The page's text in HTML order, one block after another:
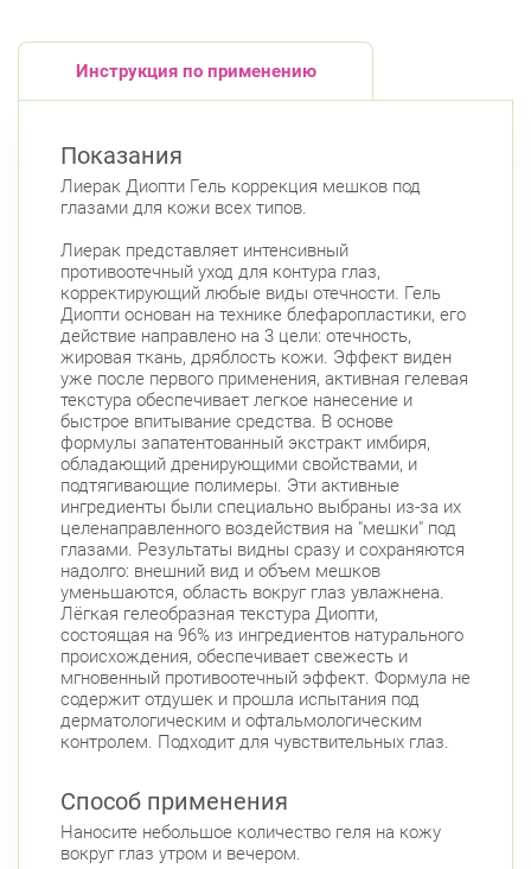
Инструкция по применению
Показания
Лиерак Диопти Гель коррекция мешков под
глазами для кожи всех типов.
Лиерак представляет интенсивный
противоотечный уход для контура глаз,
корректирующий любые виды отечности. Гель
Диопти основан на технике блефаропластики, его
действие направлено на 3 цели: отечность,
жировая ткань, дряблость кожи. Эффект виден
уже после первого применения, активная гелевая
текстура обеспечивает легкое нанесение и
быстрое впитывание средства. В основе
формулы запатентованный экстракт имбиря,
обладающий дренирующими свойствами, и
подтягивающие полимеры. Эти активные
ингредиенты были специально выбраны из-за их
целенаправленного воздействия на "мешки" под
глазами. Результаты видны сразу и сохраняются
надолго: внешний вид и объем мешков
уменьшаются, область вокруг глаз увлажнена.
Лёгкая гелеобразная текстура Диопти,
состоящая на 96% из ингредиентов натурального
происхождения, обеспечивает свежесть и
мгновенный противоотечный эффект. Формула не
содержит отдушек и прошла испытания под
дерматологическим и офтальмологическим
контролем. Подходит для чувствительных глаз.
Способ применения
Наносите небольшое количество геля на кожу
вокруг глаз утром и вечером.